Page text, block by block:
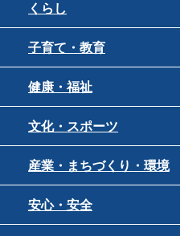
くらし
子育て・教育
健康・福祉
文化・スポーツ
産業・まちづくり・環境
安心・安全